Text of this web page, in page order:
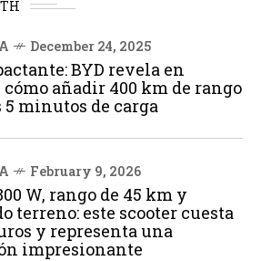
December 24, 2025
BYD revela en
añadir 400 km de rango
5 minutos de carga
February 9, 2026
W, rango de 45 km y
terreno: este scooter cuesta
y representa una
impresionante